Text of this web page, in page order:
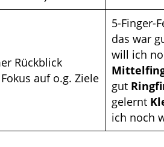
Rückblick
auf o.g. Ziele
5-Finger-
das war
will ich
gut
gelernt
ich noch